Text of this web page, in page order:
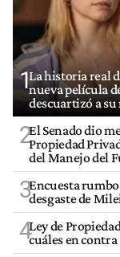
1La historia real
nueva película
descuartizó a
2El Senado dio
Propiedad
del Manejo del
3Encuesta
desgaste de
4Ley de
cuáles en contra